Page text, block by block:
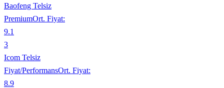
Baofeng Telsiz
PremiumOrt. Fiyat:
9.1
3
Icom Telsiz
Fiyat/PerformansOrt. Fiyat:
8.9